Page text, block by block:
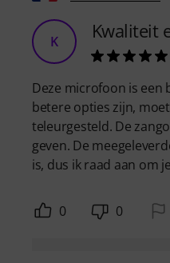
K Kwaliteit
Deze microfoon is
betere opties zijn,
teleurgesteld. De
geven. De
is, dus ik raad aan om
0 0